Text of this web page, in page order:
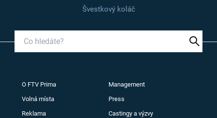
Švestkový koláč
O FTV Prima Management
Volná místa Press
Reklama Castingy a výzvy